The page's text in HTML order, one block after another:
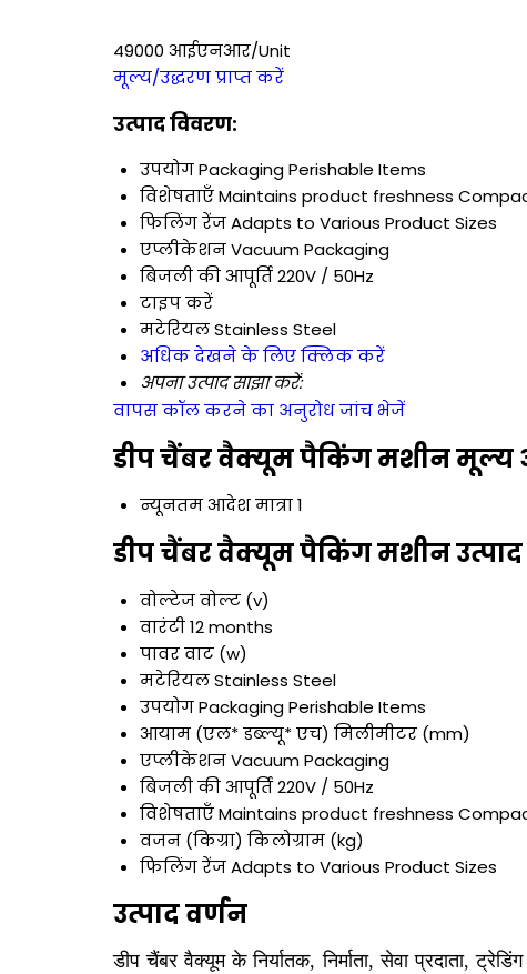
49000 आईएनआर/Unit
मूल्य/उद्धरण प्राप्त करें
उत्पाद विवरण:
उपयोगPackaging Perishable Items
विशेषताएँMaintains product freshness
फिलिंग रेंजAdapts to Various Product Sizes
एप्लीकेशनVacuum Packaging
बिजली की आपूर्ति220V / 50Hz
टाइप करें
मटेरियलStainless Steel
अधिक देखने के लिए क्लिक करें
अपना उत्पाद साझा करें:
वापस कॉल करने का अनुरोधजांच भेजें
डीप चैंबर वैक्यूम पैकिंग मशीन मूल्य
न्यूनतम आदेश मात्रा1
डीप चैंबर वैक्यूम पैकिंग मशीन
वोल्टेजवोल्ट (v)
वारंटी12 months
पावरवाट (w)
मटेरियलStainless Steel
उपयोगPackaging Perishable Items
आयाम (एल* डब्ल्यू* एच) मिलीमीटर (mm)
एप्लीकेशनVacuum Packaging
बिजली की आपूर्ति220V / 50Hz
विशेषताएँMaintains product freshness
वजन (किग्रा) किलोग्राम (kg)
फिलिंग रेंजAdapts to Various Product Sizes
उत्पाद वर्णन
डीप चैंबर वैक्यूम के निर्यातक, निर्माता, सेवा प्रदाता,